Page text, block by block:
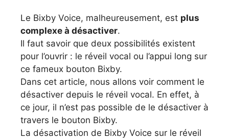
Le Bixby Voice, malheureusement, est plus
complexe à désactiver.
Il faut savoir que deux possibilités existent
pour l’ouvrir : le réveil vocal ou l’appui long sur
ce fameux bouton Bixby.
Dans cet article, nous allons voir comment le
désactiver depuis le réveil vocal. En effet, à
ce jour, il n’est pas possible de le désactiver à
travers le bouton Bixby.
La désactivation de Bixby Voice sur le réveil